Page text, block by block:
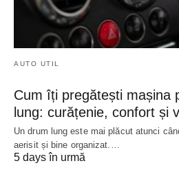
AUTO UTIL
Cum îți pregătești mașina
lung: curățenie, confort și
Un drum lung este mai plăcut atunci
aerisit și bine organizat.…
5 days în urmă